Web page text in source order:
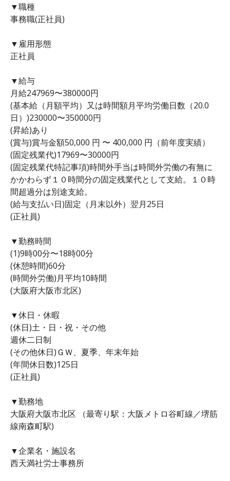
▼職種
事務職(正社員)
▼雇用形態
正社員
▼給与
月給247969〜380000円
(基本給（月額平均）又は時間額月平均労働日数（20.0
日）)230000〜350000円
(昇給)あり
(賞与)賞与金額50,000 円 〜 400,000 円（前年度実績）
(固定残業代)17969〜30000円
(固定残業代特記事項)時間外手当は時間外労働の有無に
かかわらず１０時間分の固定残業代として支給。１０時
間超過分は別途支給。
(給与支払い日)固定（月末以外）翌月25日
(正社員)
▼勤務時間
(1)9時00分〜18時00分
(休憩時間)60分
(時間外労働)月平均10時間
(大阪府大阪市北区)
▼休日・休暇
(休日)土・日・祝・その他
週休二日制
(その他休日)ＧＷ、夏季、年末年始
(年間休日数)125日
(正社員)
▼勤務地
大阪府大阪市北区 （最寄り駅：大阪メトロ谷町線／堺筋
線南森町駅)
▼企業名・施設名
西天満社労士事務所